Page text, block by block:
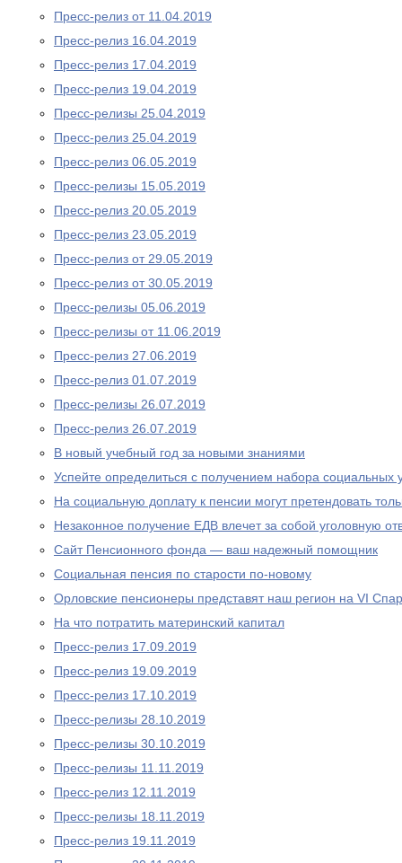
Пресс-релиз от 11.04.2019
Пресс-релиз 16.04.2019
Пресс-релиз 17.04.2019
Пресс-релиз 19.04.2019
Пресс-релизы 25.04.2019
Пресс-релиз 25.04.2019
Пресс-релиз 06.05.2019
Пресс-релизы 15.05.2019
Пресс-релиз 20.05.2019
Пресс-релиз 23.05.2019
Пресс-релиз от 29.05.2019
Пресс-релиз от 30.05.2019
Пресс-релизы 05.06.2019
Пресс-релизы от 11.06.2019
Пресс-релиз 27.06.2019
Пресс-релиз 01.07.2019
Пресс-релизы 26.07.2019
Пресс-релиз 26.07.2019
В новый учебный год за новыми знаниями
Успейте определиться с получением набора социальных
На социальную доплату к пенсии могут претендовать
Незаконное получение ЕДВ влечет за собой уголовную
Сайт Пенсионного фонда — ваш надежный помощник
Социальная пенсия по старости по-новому
Орловские пенсионеры представят наш регион на VI
На что потратить материнский капитал
Пресс-релиз 17.09.2019
Пресс-релиз 19.09.2019
Пресс-релиз 17.10.2019
Пресс-релизы 28.10.2019
Пресс-релизы 30.10.2019
Пресс-релизы 11.11.2019
Пресс-релиз 12.11.2019
Пресс-релизы 18.11.2019
Пресс-релиз 19.11.2019